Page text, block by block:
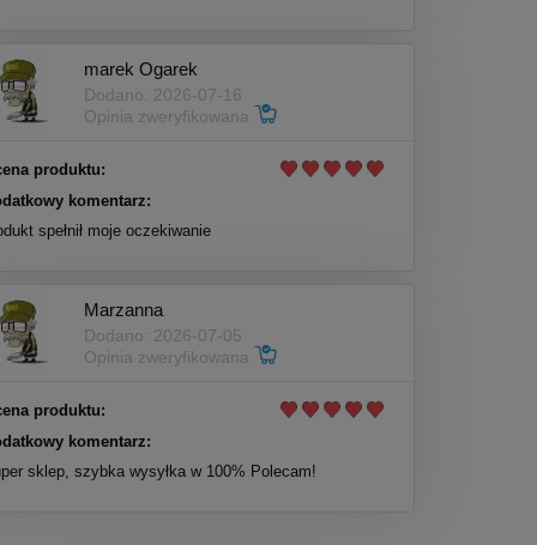
marek Ogarek
Dodano: 2026-07-16
Opinia zweryfikowana
produktu:
komentarz:
spełnił moje oczekiwanie
Marzanna
Dodano: 2026-07-05
Opinia zweryfikowana
produktu:
komentarz:
sklep, szybka wysyłka w 100% Polecam!